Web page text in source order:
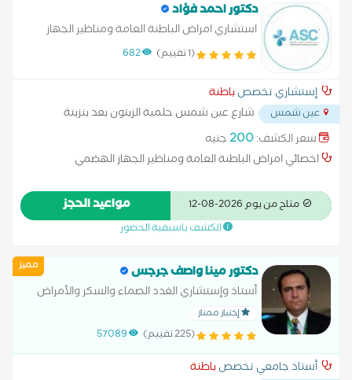
دكتور احمد فؤاد
استشاري امراض الباطنة العامة ومناظير الجهاز
الهضمي
(1 تقييم) 682
إستشاري تخصصباطنة
عين شمس
شارع عين شمس حلمية الزيتون بعد بنزينة
التعاون ميدان الحلمية... سعر الكشف:200جنيه
اخصائي امراض الباطنة العامة ومناظير الجهاز الهضمي
متاح من يوم 2026-08-12 مواعيد الحجز
الكشف باسبقية الحضور
مميز دكتور مينا واصف جرجس
أستاذ وإستشاري الغدد الصماء والسكر والأمراض
الباطنية. دكتوراه - جامعة القاهرة .
إختيار ممتاز
(225 تقييم) 57089
أستاذ جامعي تخصصباطنة